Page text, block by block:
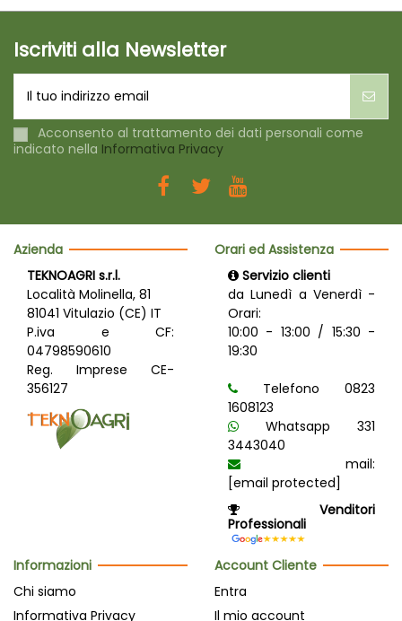
Iscriviti alla Newsletter
Acconsento al trattamento dei dati personali come
indicato nella Informativa Privacy
Azienda
TEKNOAGRI s.r.l.
Località Molinella, 81
81041 Vitulazio (CE) IT
P.iva e CF:
04798590610
Reg. Imprese CE-
356127
Orari ed Assistenza
Servizio clienti
da Lunedì a Venerdì -
Orari:
10:00 - 13:00 / 15:30 -
19:30
Telefono 0823
1608123
Whatsapp 331
3443040
mail:
[email protected]
Venditori
Professionali
Informazioni
Chi siamo
Informativa Privacy
Account Cliente
Entra
Il mio account